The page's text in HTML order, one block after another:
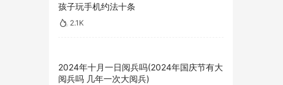
孩子玩手机约法十条
2.1K
2024年十月一日阅兵吗(2024年国庆节有大
阅兵吗 几年一次大阅兵)